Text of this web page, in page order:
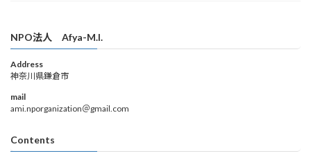
NPO法人 Afya-M.I.
Address
神奈川県鎌倉市
mail
ami.nporganization＠gmail.com
Contents